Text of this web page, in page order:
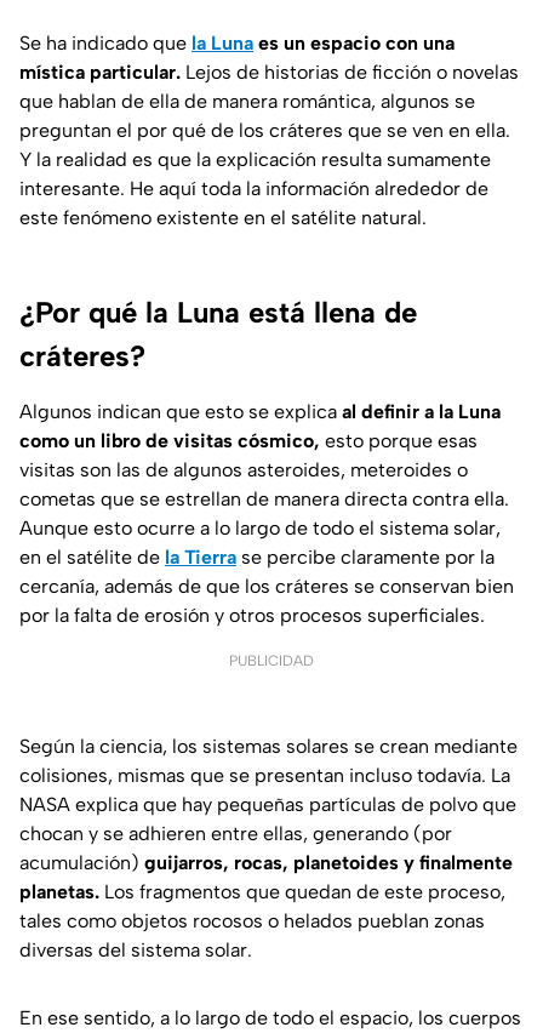
Se ha indicado que la Luna es un espacio con una
mística particular. Lejos de historias de ficción o novelas
que hablan de ella de manera romántica, algunos se
preguntan el por qué de los cráteres que se ven en ella.
Y la realidad es que la explicación resulta sumamente
interesante. He aquí toda la información alrededor de
este fenómeno existente en el satélite natural.
¿Por qué la Luna está llena de
cráteres?
Algunos indican que esto se explica al definir a la Luna
como un libro de visitas cósmico, esto porque esas
visitas son las de algunos asteroides, meteroides o
cometas que se estrellan de manera directa contra ella.
Aunque esto ocurre a lo largo de todo el sistema solar,
en el satélite de la Tierra se percibe claramente por la
cercanía, además de que los cráteres se conservan bien
por la falta de erosión y otros procesos superficiales.
PUBLICIDAD
Según la ciencia, los sistemas solares se crean mediante
colisiones, mismas que se presentan incluso todavía. La
NASA explica que hay pequeñas partículas de polvo que
chocan y se adhieren entre ellas, generando (por
acumulación) guijarros, rocas, planetoides y finalmente
planetas. Los fragmentos que quedan de este proceso,
tales como objetos rocosos o helados pueblan zonas
diversas del sistema solar.
En ese sentido, a lo largo de todo el espacio, los cuerpos